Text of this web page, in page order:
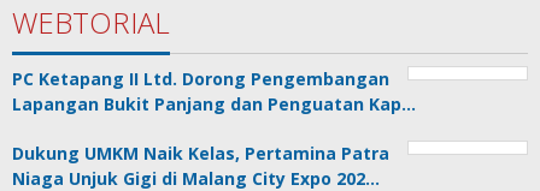
WEBTORIAL
PC Ketapang II Ltd. Dorong Pengembangan
Lapangan Bukit Panjang dan Penguatan Kap…
Dukung UMKM Naik Kelas, Pertamina Patra
Niaga Unjuk Gigi di Malang City Expo 202…